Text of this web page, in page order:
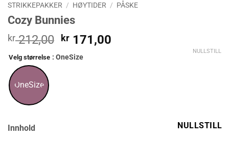
STRIKKEPAKKER / HØYTIDER / PÅSKE
Cozy Bunnies
kr212,00 Opprinnelig
pris
var:
kr 171,00
Velg størrelse : OneSize
OneSize
NULLSTILL
Innhold NULLSTILL